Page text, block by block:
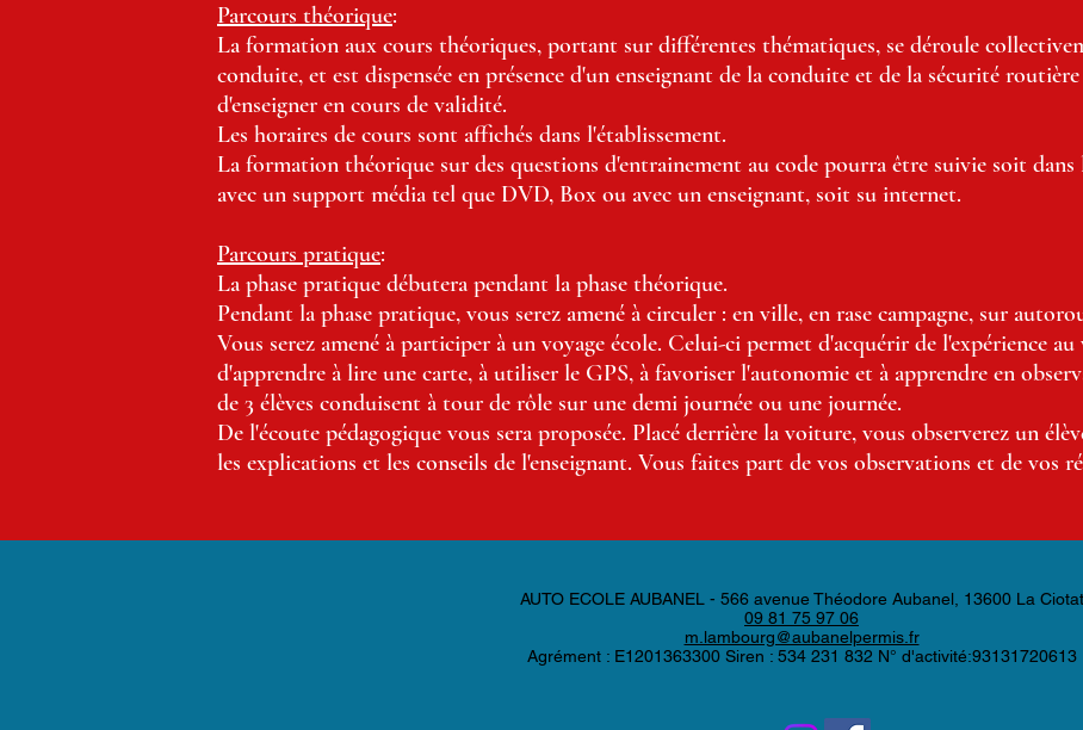
Parcours théorique:
La formation aux cours théoriques, portant sur différentes thématiques, se déroule
conduite, et est dispensée en présence d'un enseignant de la conduite et de la sécurité
d'enseigner en cours de validité.
Les horaires de cours sont affichés dans l'établissement.
La formation théorique sur des questions d'entrainement au code pourra être suivie soit dans
avec un support média tel que DVD, Box ou avec un enseignant, soit su internet.
Parcours pratique:
La phase pratique débutera pendant la phase théorique.
Pendant la phase pratique, vous serez amené à circuler : en ville, en rase campagne, sur
Vous serez amené à participer à un voyage école. Celui-ci permet d'acquérir de l'expérience
d'apprendre à lire une carte, à utiliser le GPS, à favoriser l'autonomie et à apprendre en
de 3 élèves conduisent à tour de rôle sur une demi journée ou une journée.
De l'écoute pédagogique vous sera proposée. Placé derrière la voiture, vous observerez un
les explications et les conseils de l'enseignant. Vous faites part de vos observations et de vos
AUTO ECOLE AUBANEL - 566 avenue Théodore Aubanel, 13600 La Ciotat
09 81 75 97 06
m.lambourg@aubanelpermis.fr
Agrément : E1201363300 Siren : 534 231 832 N° d'activité:93131720613